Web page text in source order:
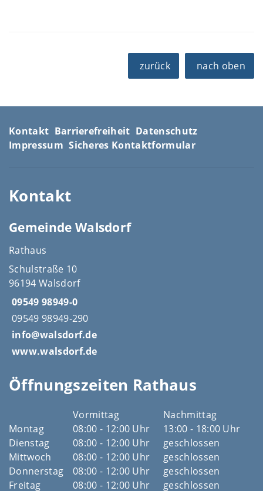
zurück nach oben
Kontakt Barrierefreiheit Datenschutz
Impressum Sicheres Kontaktformular
Kontakt
Gemeinde Walsdorf
Rathaus
Schulstraße 10
96194 Walsdorf
09549 98949-0
09549 98949-290
info@walsdorf.de
www.walsdorf.de
Öffnungszeiten Rathaus
Vormittag
Nachmittag
Montag
08:00 - 12:00 Uhr
13:00 - 18:00 Uhr
Dienstag
08:00 - 12:00 Uhr
geschlossen
Mittwoch
08:00 - 12:00 Uhr
geschlossen
Donnerstag
08:00 - 12:00 Uhr
geschlossen
Freitag
08:00 - 12:00 Uhr
geschlossen